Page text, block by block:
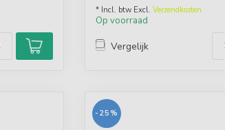
* Incl. btw Excl. Verzendkosten
Op voorraad
Vergelijk
-25%